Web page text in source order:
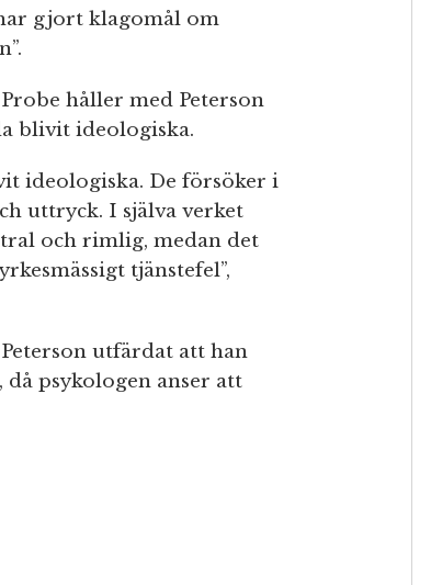
gjort klagomål om
håller med Peterson
blivit ideologiska.
ideologiska. De försöker i
uttryck. I själva verket
och rimlig, medan det
tjänstefel”,
utfärdat att han
psykologen anser att